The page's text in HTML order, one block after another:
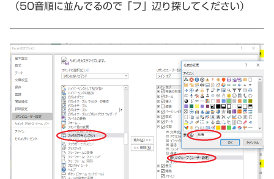
（50音順に並んでるので「フ」辺り探してください）